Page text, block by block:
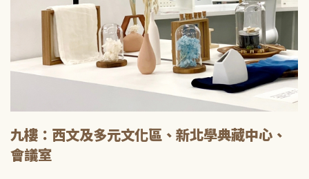
九樓：西文及多元文化區、新北學典藏中心、
會議室